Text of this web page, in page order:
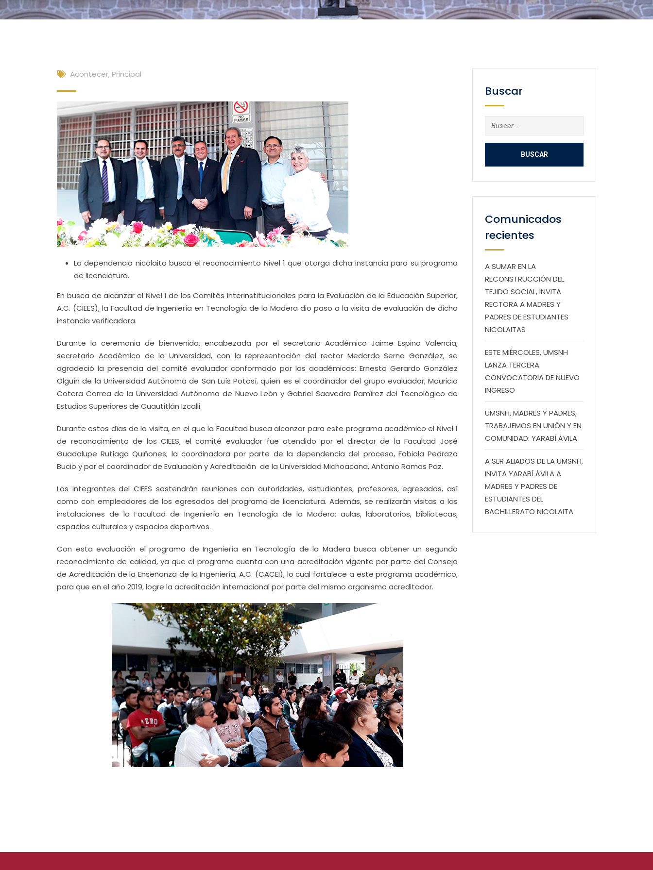
Acontecer, Principal
La dependencia nicolaita busca el reconocimiento Nivel 1 que otorga dicha instancia para su programa
de licenciatura.
En busca de alcanzar el Nivel I de los Comités Interinstitucionales para la Evaluación de la Educación Superior,
A.C. (CIEES), la Facultad de Ingeniería en Tecnología de la Madera dio paso a la visita de evaluación de dicha
instancia verificadora.
Durante la ceremonia de bienvenida, encabezada por el secretario Académico Jaime Espino Valencia,
secretario Académico de la Universidad, con la representación del rector Medardo Serna González, se
agradeció la presencia del comité evaluador conformado por los académicos: Ernesto Gerardo González
Olguín de la Universidad Autónoma de San Luís Potosí, quien es el coordinador del grupo evaluador; Mauricio
Cotera Correa de la Universidad Autónoma de Nuevo León y Gabriel Saavedra Ramírez del Tecnológico de
Estudios Superiores de Cuautitlán Izcalli.
Durante estos días de la visita, en el que la Facultad busca alcanzar para este programa académico el Nivel 1
de reconocimiento de los CIEES, el comité evaluador fue atendido por el director de la Facultad José
Guadalupe Rutiaga Quiñones; la coordinadora por parte de la dependencia del proceso, Fabiola Pedraza
Bucio y por el coordinador de Evaluación y Acreditación de la Universidad Michoacana, Antonio Ramos Paz.
Los integrantes del CIEES sostendrán reuniones con autoridades, estudiantes, profesores, egresados, así
como con empleadores de los egresados del programa de licenciatura. Además, se realizarán visitas a las
instalaciones de la Facultad de Ingeniería en Tecnología de la Madera: aulas, laboratorios, bibliotecas,
espacios culturales y espacios deportivos.
Con esta evaluación el programa de Ingeniería en Tecnología de la Madera busca obtener un segundo
reconocimiento de calidad, ya que el programa cuenta con una acreditación vigente por parte del Consejo
de Acreditación de la Enseñanza de la Ingeniería, A.C. (CACEI), lo cual fortalece a este programa académico,
para que en el año 2019, logre la acreditación internacional por parte del mismo organismo acreditador.
Buscar
Buscar:
Comunicados
recientes
A SUMAR EN LA
RECONSTRUCCIÓN DEL
TEJIDO SOCIAL, INVITA
RECTORA A MADRES Y
PADRES DE ESTUDIANTES
NICOLAITAS
ESTE MIÉRCOLES, UMSNH
LANZA TERCERA
CONVOCATORIA DE NUEVO
INGRESO
UMSNH, MADRES Y PADRES,
TRABAJEMOS EN UNIÓN Y EN
COMUNIDAD: YARABÍ ÁVILA
A SER ALIADOS DE LA UMSNH,
INVITA YARABÍ ÁVILA A
MADRES Y PADRES DE
ESTUDIANTES DEL
BACHILLERATO NICOLAITA